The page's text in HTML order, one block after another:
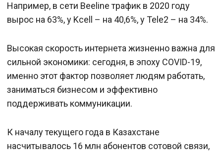
Например, в сети Beeline трафик в 2020 году
вырос на 63%, у Kcell – на 40,6%, у Tele2 – на 34%.
Высокая скорость интернета жизненно важна для
сильной экономики: сегодня, в эпоху COVID-19,
именно этот фактор позволяет людям работать,
заниматься бизнесом и эффективно
поддерживать коммуникации.
К началу текущего года в Казахстане
насчитывалось 16 млн абонентов сотовой связи,